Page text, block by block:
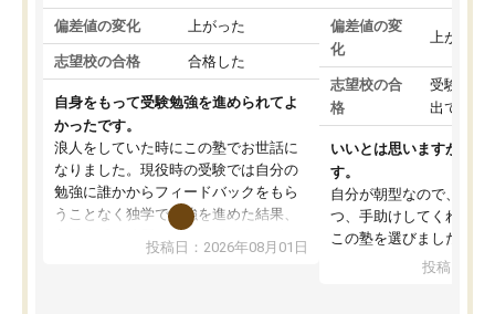
偏差値の変化 上がった
志望校の合格 合格した
自身をもって受験勉強を進められてよ
かったです。
浪人をしていた時にこの塾でお世話に
なりました。現役時の受験では自分の
勉強に誰かからフィードバックをもら
うことなく独学で勉強を進めた結果、
入試本番に地歴の学習が間に合わず不
合格となってしまいました。その経験
投稿日：2026年08月01日
偏差値の変
化
上がった
志望校の合
格
受験して
出ていな
いいとは思いますが、料
す。
自分が朝型なので、自習
つ、手助けしてくれる設
この塾を選びました。
投稿日：